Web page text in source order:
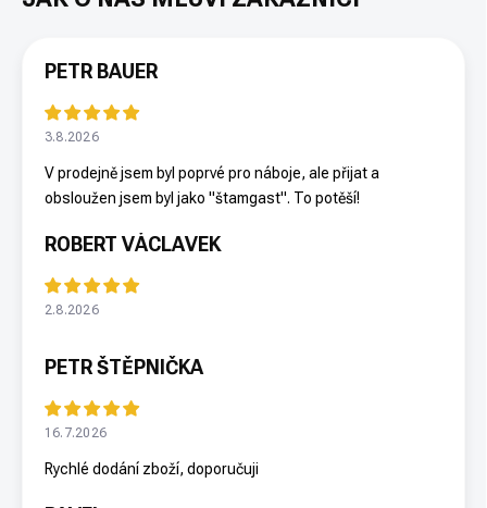
PETR BAUER
3.8.2026
V prodejně jsem byl poprvé pro náboje, ale přijat a
obsloužen jsem byl jako "štamgast". To potěší!
ROBERT VÁCLAVEK
2.8.2026
PETR ŠTĚPNIČKA
16.7.2026
Rychlé dodání zboží, doporučuji